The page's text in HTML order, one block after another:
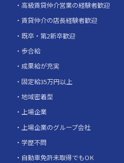
高級賃貸仲介営業の経験者歓迎
賃貸仲介の店長経験者歓迎
既卒・第2新卒歓迎
歩合給
成果給が充実
固定給35万円以上
地域密着型
上場企業
上場企業のグループ会社
学歴不問
自動車免許未取得でもOK